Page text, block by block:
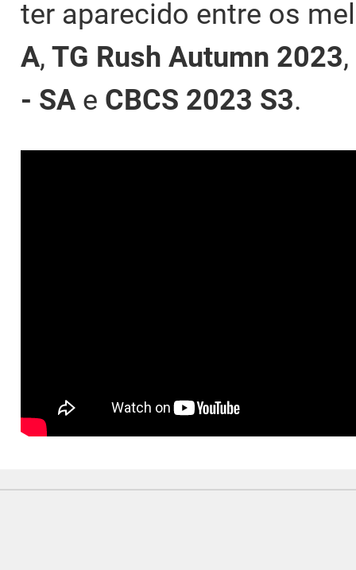
ter aparecido entre os
A, TG Rush Autumn 2023,
- SA e CBCS 2023 S3.